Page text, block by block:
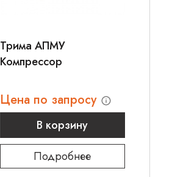
Трима АПМУ
Компрессор
Цена по запросу
В корзину
Подробнее